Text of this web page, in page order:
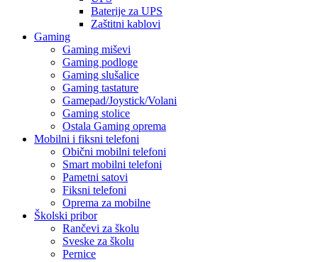
Baterije za UPS
Zaštitni kablovi
Gaming
Gaming miševi
Gaming podloge
Gaming slušalice
Gaming tastature
Gamepad/Joystick/Volani
Gaming stolice
Ostala Gaming oprema
Mobilni i fiksni telefoni
Obični mobilni telefoni
Smart mobilni telefoni
Pametni satovi
Fiksni telefoni
Oprema za mobilne
Školski pribor
Rančevi za školu
Sveske za školu
Pernice